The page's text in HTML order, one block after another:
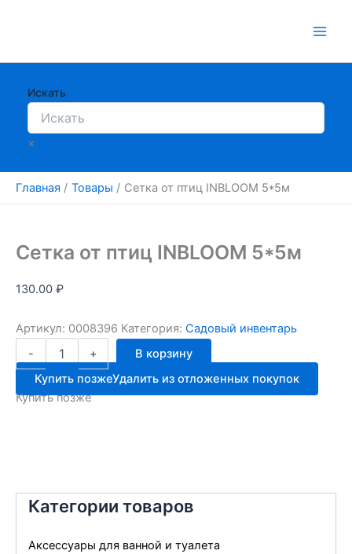
Искать
×
Главная Товары Сетка от птиц INBLOOM 5*5м
Категории товаров
Аксессуары для ванной и туалета
Сетка от птиц INBLOOM 5*5м
130.00 ₽
Артикул: 0008396 Категория: Садовый инвентарь
-
Количество
товара
Сетка
от
птиц
+
В корзину
Купить позжеУдалить из отложенных покупок
Купить позже